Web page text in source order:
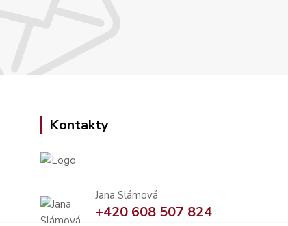
Kontakty
Jana Slámová
+420 608 507 824